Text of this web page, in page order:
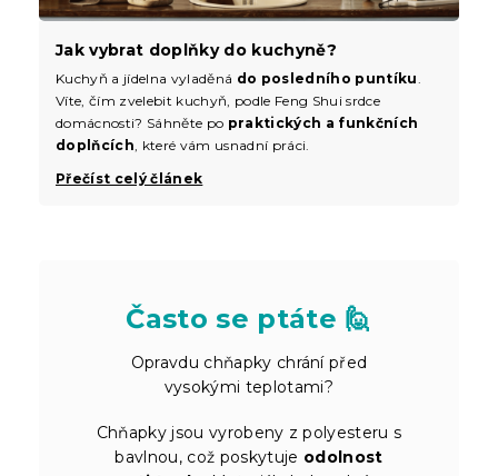
Jak vybrat doplňky do kuchyně?
Kuchyň a jídelna vyladěná do posledního puntíku
Víte, čím zvelebit kuchyň, podle Feng Shui srdce
domácnosti? Sáhněte po praktických a funkčních
doplňcích , které vám usnadní práci.
Přečíst celý článek
Často se ptáte 🙋
Opravdu chňapky chrání před
vysokými teplotami?
Chňapky jsou vyrobeny z polyesteru s
bavlnou, což poskytuje odolnost